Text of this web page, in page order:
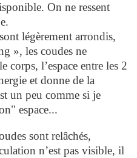
On ne ressent
légèrement arrondis,
», les coudes ne
corps, l’espace entre les 2
et donne de la
un peu comme si je
espace...
sont relâchés,
n’est pas visible, il